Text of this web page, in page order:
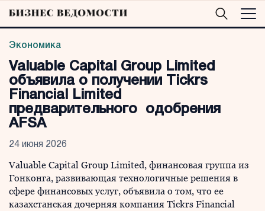
Экономика
Valuable Capital Group Limited
объявила о получении Tickrs
Financial Limited
предварительного одобрения
AFSA
24 июня 2026
Valuable Capital Group Limited, финансовая группа из
Гонконга, развивающая технологичные решения в
сфере финансовых услуг, объявила о том, что ее
казахстанская дочерняя компания Tickrs Financial